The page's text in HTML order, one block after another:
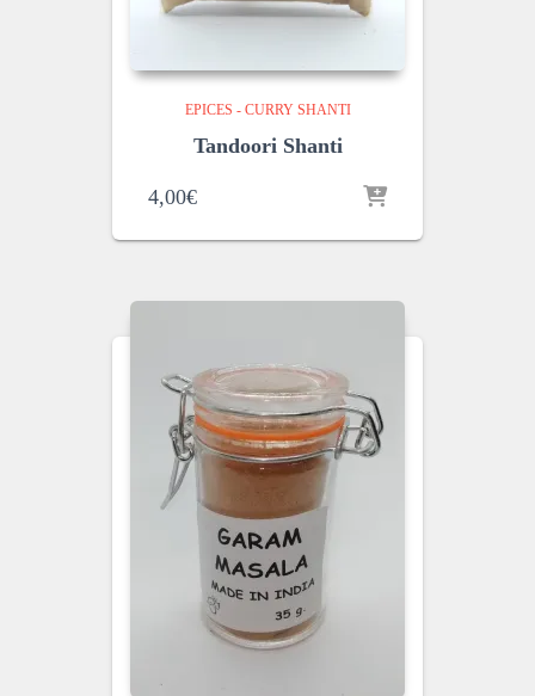
EPICES - CURRY SHANTI
Tandoori Shanti
4,00€